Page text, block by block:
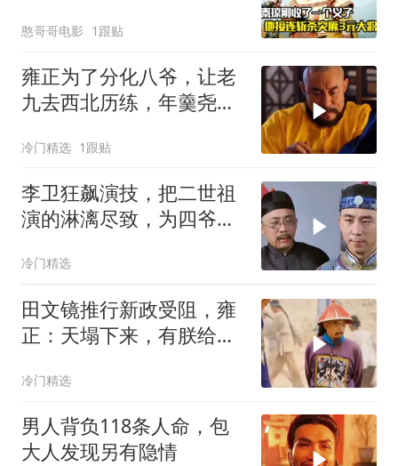
憨哥哥电影 1跟贴
雍正为了分化八爷，让老
九去西北历练，年羹尧初
冷门精选 1跟贴
李卫狂飙演技，把二世祖
演的淋漓尽致，为四爷铺
冷门精选
田文镜推行新政受阻，雍
正：天塌下来，有朕给你
冷门精选
男人背负118条人命，包
大人发现另有隐情